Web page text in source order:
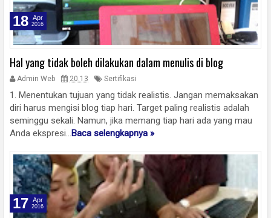
Hal yang tidak boleh dilakukan dalam menulis di blog
Admin Web 20.13 Sertifikasi
1. Menentukan tujuan yang tidak realistis. Jangan memaksakan
diri harus mengisi blog tiap hari. Target paling realistis adalah
seminggu sekali. Namun, jika memang tiap hari ada yang mau
Anda ekspresi...Baca selengkapnya »
18 Apr
2016
17 Apr
2016